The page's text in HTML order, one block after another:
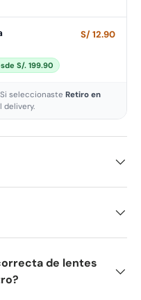
S/. 199.90
S/ 12.90
seleccionaste Retiro en
delivery.
de lentes